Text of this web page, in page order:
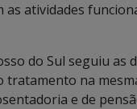
atividades
do Sul seguiu as
tratamento na
e de